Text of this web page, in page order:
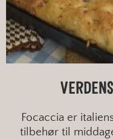
Focaccia er
tilbehør til